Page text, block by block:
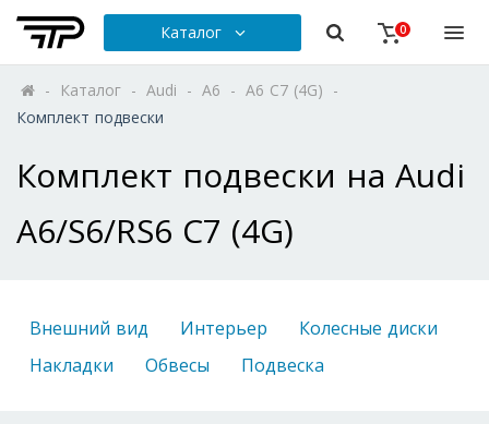
Каталог 0
- Каталог - Audi - A6 - A6 C7 (4G) -
Комплект подвески
Комплект подвески на Audi
A6/S6/RS6 C7 (4G)
Внешний вид Интерьер
Колесные диски
Накладки
Обвесы Подвеска